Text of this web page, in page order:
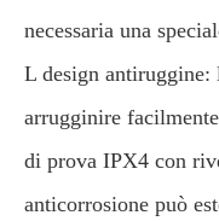
necessaria una
L design antiruggine:
arrugginire
di prova IPX4 con
anticorrosione può